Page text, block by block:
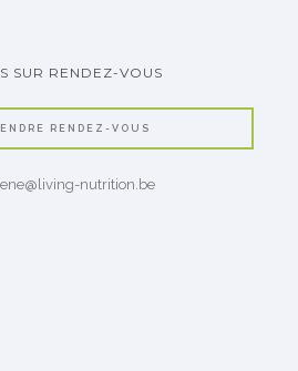
SUR RENDEZ-VOUS
RENDEZ-VOUS
nutrition.be